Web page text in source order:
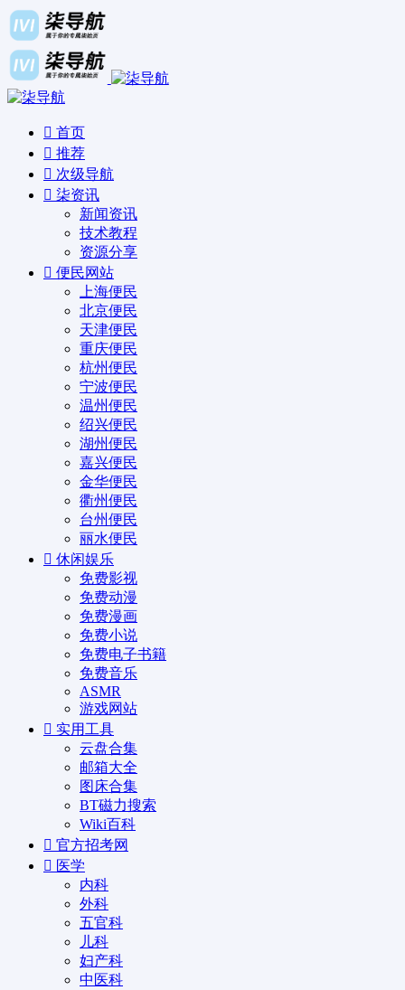
首页
推荐
次级导航
柒资讯
新闻资讯
技术教程
资源分享
便民网站
上海便民
北京便民
天津便民
重庆便民
杭州便民
宁波便民
温州便民
绍兴便民
湖州便民
嘉兴便民
金华便民
衢州便民
台州便民
丽水便民
休闲娱乐
免费影视
免费动漫
免费漫画
免费小说
免费电子书籍
免费音乐
ASMR
游戏网站
实用工具
云盘合集
邮箱大全
图床合集
BT磁力搜索
Wiki百科
官方招考网
医学
内科
外科
五官科
儿科
妇产科
中医科